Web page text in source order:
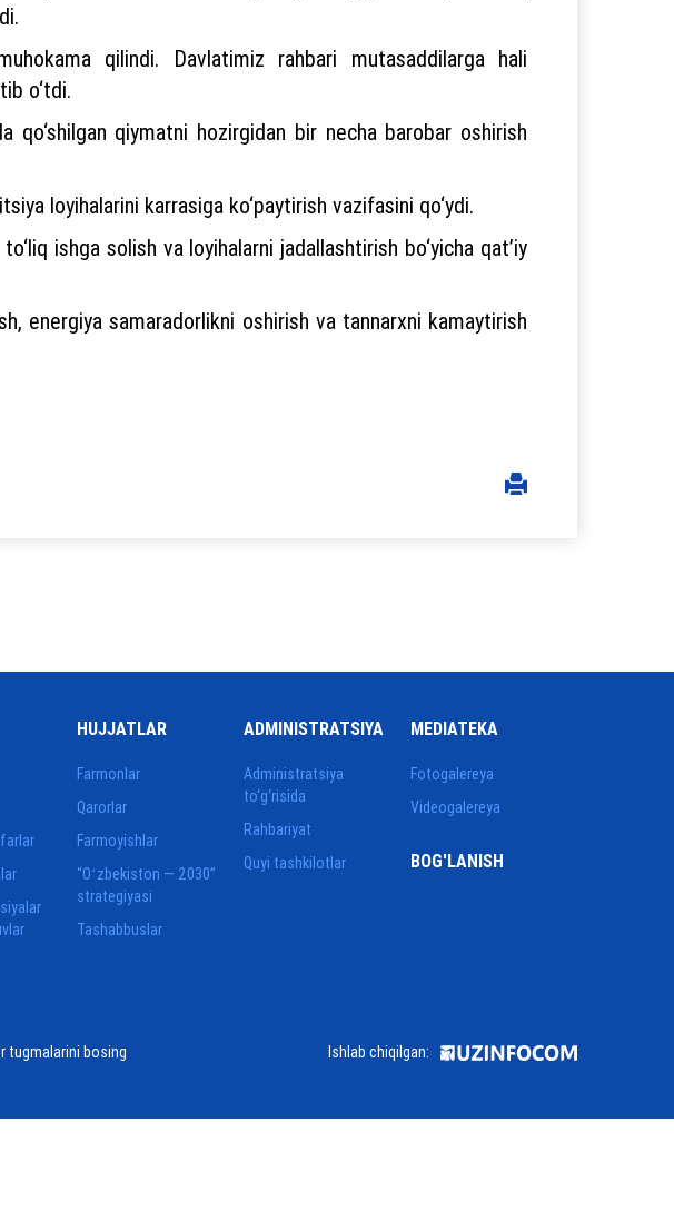
qilindi. Davlatimiz rahbari mutasaddilarga hali
o‘tdi.
qo‘shilgan qiymatni hozirgidan bir necha barobar oshirish
loyihalarini karrasiga ko‘paytirish vazifasini qo‘ydi.
ishga solish va loyihalarni jadallashtirish bo‘yicha qat’iy
energiya samaradorlikni oshirish va tannarxni kamaytirish
HUJJATLAR
Farmonlar
Qarorlar
Farmoyishlar
“Oʻzbekiston — 2030”
strategiyasi
Tashabbuslar
ADMINISTRATSIYA
Administratsiya
to‘g‘risida
Rahbariyat
Quyi tashkilotlar
MEDIATEKA
Fotogalereya
Videogalereya
BOG'LANISH
tugmalarini bosing Ishlab chiqilgan: